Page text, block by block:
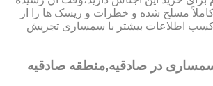
مسلح شده و خطرات و ریسک ها را از
کسب اطلاعات بیشتر با سمساری تجریش
در صادقیه,منطقه صادقیه